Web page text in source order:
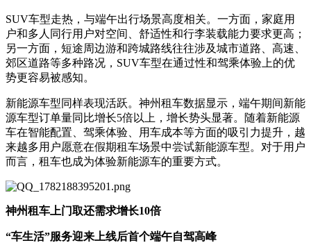
SUV车型走热，与端午出行场景高度相关。一方面，家庭用
户和多人同行用户对空间、舒适性和行李装载能力要求更高；
另一方面，短途周边游和跨城路线往往涉及城市道路、高速、
郊区道路等多种路况，SUV车型在通过性和驾乘体验上的优
势更容易被感知。
新能源车型同样表现活跃。神州租车数据显示，端午期间新能
源车型订单量同比增长5倍以上，增长势头显著。随着新能源
车在智能配置、驾乘体验、用车成本等方面的吸引力提升，越
来越多用户愿意在假期租车场景中尝试新能源车型。对于用户
而言，租车也成为体验新能源车的重要方式。
神州租车 上门取还需求增长10倍
“车生活”服务迎来上线后首个端午自驾高峰